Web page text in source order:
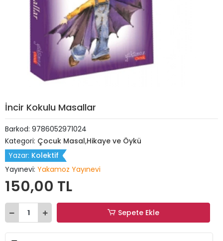
İncir Kokulu Masallar
Barkod: 9786052971024
Kategori: Çocuk Masal,Hikaye ve Öykü
Yazar: Kolektif
Yayınevi: Yakamoz Yayınevi
150,00 TL
Sepete Ekle